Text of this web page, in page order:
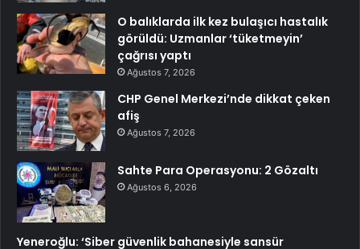
O balıklarda ilk kez bulaşıcı hastalık
görüldü: Uzmanlar ‘tüketmeyin’
çağrısı yaptı
Ağustos 7, 2026
CHP Genel Merkezi’nde dikkat çeken
afiş
Ağustos 7, 2026
Sahte Para Operasyonu: 2 Gözaltı
Ağustos 6, 2026
Yeneroğlu: ‘Siber güvenlik bahanesiyle sansür